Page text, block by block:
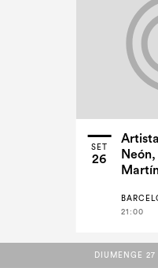
SET
26
21:00
DIUMENGE 27
DIUMENGE 27